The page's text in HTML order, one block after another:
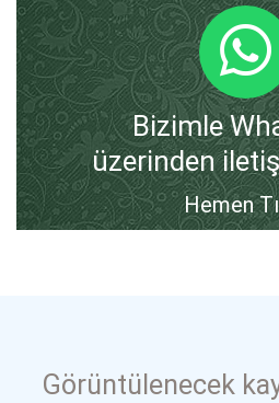
Bizimle
üzerinden
Hemen
Görüntülenecek